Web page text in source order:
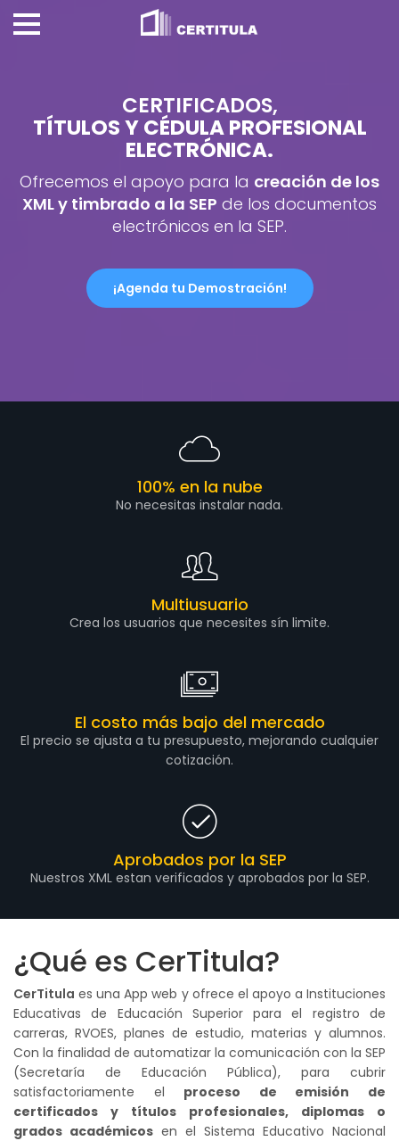
CERTIFICADOS,
TÍTULOS Y CÉDULA PROFESIONAL
ELECTRÓNICA.
Ofrecemos el apoyo para la creación de los
XML y timbrado a la SEP de los documentos
electrónicos en la SEP.
¡Agenda tu Demostración!
100% en la nube
No necesitas instalar nada.
Multiusuario
Crea los usuarios que necesites sín limite.
El costo más bajo del mercado
El precio se ajusta a tu presupuesto, mejorando cualquier
cotización.
Aprobados por la SEP
Nuestros XML estan verificados y aprobados por la SEP.
¿Qué es CerTitula?
CerTitula es una App web y ofrece el apoyo a Instituciones
Educativas de Educación Superior para el registro de
carreras, RVOES, planes de estudio, materias y alumnos.
Con la finalidad de automatizar la comunicación con la SEP
(Secretaría de Educación Pública), para cubrir
satisfactoriamente el proceso de emisión de
certificados y títulos profesionales, diplomas o
grados académicos en el Sistema Educativo Nacional